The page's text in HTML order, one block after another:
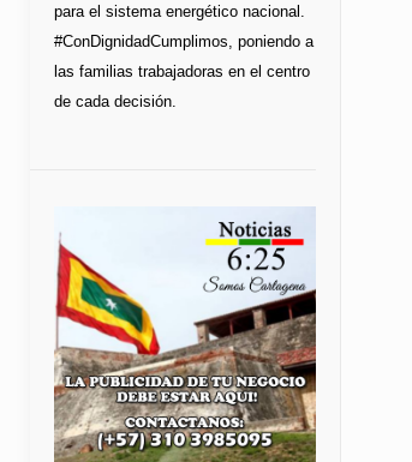
para el sistema energético nacional.
#ConDignidadCumplimos, poniendo a
las familias trabajadoras en el centro
de cada decisión.